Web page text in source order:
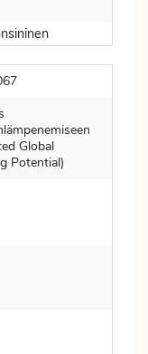
Global
Potential)